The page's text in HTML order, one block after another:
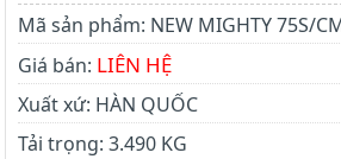
Mã sản phẩm: NEW MIGHTY 75S/
Giá bán: LIÊN HỆ
Xuất xứ: HÀN QUỐC
Tải trọng: 3.490 KG